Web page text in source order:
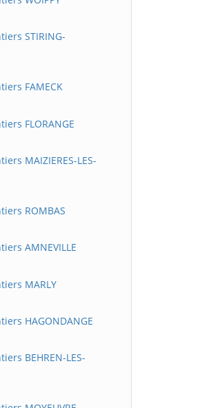
STIRING-
FAMECK
FLORANGE
MAIZIERES-LES-
ROMBAS
AMNEVILLE
MARLY
HAGONDANGE
BEHREN-LES-